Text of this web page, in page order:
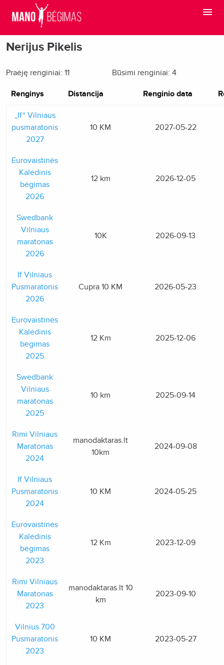
Nerijus Pikelis
Praėję renginiai: 11 Būsimi renginiai: 4
Renginys Distancija Renginio data
„If“ Vilniaus
pusmaratonis
2027
10 KM 2027-05-22
Eurovaistinės
Kalėdinis
bėgimas
2026
12 km 2026-12-05
Swedbank
Vilniaus
maratonas
2026
10K 2026-09-13
If Vilniaus
Pusmaratonis
2026
Cupra 10 KM 2026-05-23
Eurovaistinės
Kalėdinis
bėgimas
2025
12 Km 2025-12-06
Swedbank
Vilniaus
maratonas
2025
10 km 2025-09-14
Rimi Vilniaus
Maratonas
2024
manodaktaras.lt
10km
2024-09-08
If Vilniaus
Pusmaratonis
2024
10 KM 2024-05-25
Eurovaistinės
Kalėdinis
bėgimas
2023
12 Km 2023-12-09
Rimi Vilniaus
Maratonas
2023
manodaktaras.lt 10
km
2023-09-10
Vilnius 700
Pusmaratonis
2023
10 KM 2023-05-27